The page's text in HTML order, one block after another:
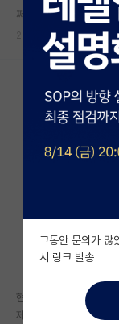
연구실&오픈랩
커뮤니티
커뮤니티 홈
전체글보기
베스트 게시판
자유 게시판(
미국 유학 게시
미국 대학원
대학원생 모집
쩨쩨한 안톤 체호프
2023.12.28 12
현재 지방공대에서 석
제가 박사 진학을 고민
그동안 문의가 많
시 링크 발송